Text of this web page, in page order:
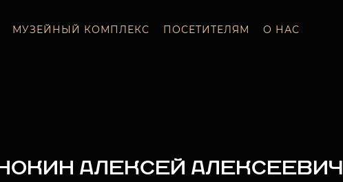
МУЗЕЙНЫЙ КОМПЛЕКС ПОСЕТИТЕЛЯМ О НАС
АЛЕКСЕЙ АЛЕКСЕЕВИЧ